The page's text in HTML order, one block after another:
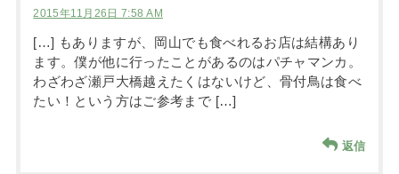
2015年11月26日 7:58 AM
[…] もありますが、岡山でも食べれるお店は結構あり
ます。僕が他に行ったことがあるのはパチャマンカ。
わざわざ瀬戸大橋越えたくはないけど、骨付鳥は食べ
たい！という方はご参考まで […]
返信